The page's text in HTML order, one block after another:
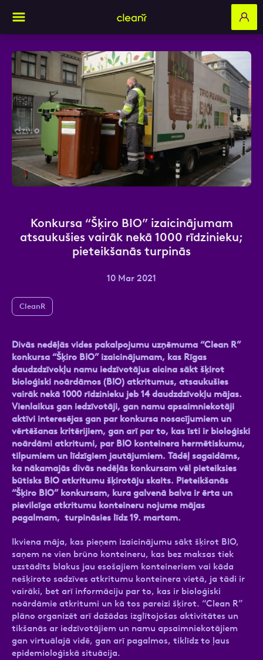
Konkursa “Šķiro BIO” izaicinājumam
atsaukušies vairāk nekā 1000 rīdzinieku;
pieteikšanās turpinās
10 Mar 2021
CleanR
Divās nedēļās vides pakalpojumu uzņēmuma “Clean R”
konkursa “Šķiro BIO” izaicinājumam, kas Rīgas
daudzdzīvokļu namu iedzīvotājus aicina sākt šķirot
bioloģiski noārdāmos (BIO) atkritumus, atsaukušies
vairāk nekā 1000 rīdzinieku jeb 14 daudzdzīvokļu mājas.
Vienlaikus gan iedzīvotāji, gan namu apsaimniekotāji
aktīvi interesējas gan par konkursa nosacījumiem un
vērtēšanas kritērijiem, gan arī par to, kas īsti ir bioloģiski
noārdāmi atkritumi, par BIO konteinera hermētiskumu,
tilpumiem un līdzīgiem jautājumiem. Tādēļ sagaidāms,
ka nākamajās divās nedēļās konkursam vēl pieteiksies
būtisks BIO atkritumu šķirotāju skaits. Pieteikšanās
“Šķiro BIO” konkursam, kura galvenā balva ir ērta un
pievilcīga atkritumu konteineru nojume mājas
pagalmam, turpināsies līdz 19. martam.
Ikviena māja, kas pieņem izaicinājumu sākt šķirot BIO,
saņem ne vien brūno konteineru, kas bez maksas tiek
uzstādīts blakus jau esošajiem konteineriem vai kāda
nešķiroto sadzīves atkritumu konteinera vietā, ja tādi ir
vairāki, bet arī informāciju par to, kas ir bioloģiski
noārdāmie atkritumi un kā tos pareizi šķirot. “Clean R”
plāno organizēt arī dažādas izglītojošas aktivitātes un
tikšanās ar iedzīvotājiem un namu apsaimniekotājiem
gan virtuālajā vidē, gan arī pagalmos, tiklīdz to ļaus
epidemioloģiskā situācija.
Aizpildi pieteikuma formu un mēs ar tevi
sazināsimies
Vārds, Uzvārds
Kontakttālrunis
Atzīmējiet, ka piekrītat personas datu
apstrādei.Vairāk